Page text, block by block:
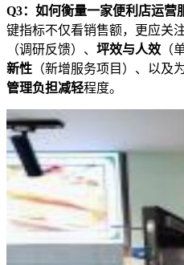
Q3：如何衡量一家便利店运营
键指标不仅看销售额，更应关
（调研反馈）、 坪效与人效 （
新性 （新增服务项目）、以及
管理负担减轻程度。